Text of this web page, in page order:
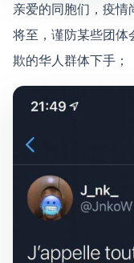
亲爱的同胞们，疫情
将至，谨防某些团体
欺的华人群体下手；